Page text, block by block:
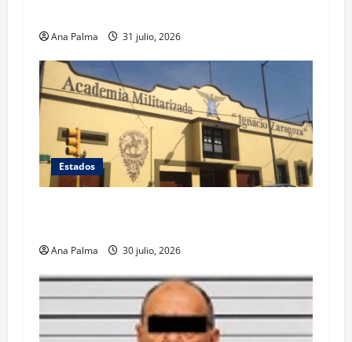
Ana Palma 31 julio, 2026
Estados
Ana Palma 30 julio, 2026